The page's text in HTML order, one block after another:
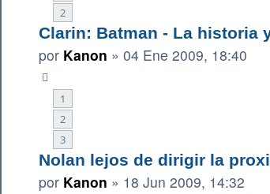
2
Clarin: Batman - La historia
por Kanon » 04 Ene 2009, 18:40
1
2
3
Nolan lejos de dirigir la
por Kanon » 18 Jun 2009, 14:32